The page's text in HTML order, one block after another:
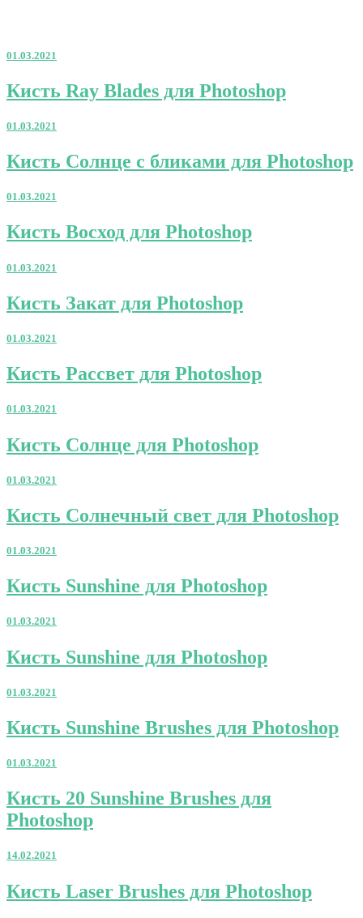
01.03.2021
Кисть
Ray
для
Кисть Ray Blades для Photoshop
01.03.2021
Кисть
Солнце
бликами
Photoshop
Кисть Солнце с бликами для Photoshop
01.03.2021
Кисть
Восход
Photoshop
Кисть Восход для Photoshop
01.03.2021
Кисть
Закат
Photoshop
Кисть Закат для Photoshop
01.03.2021
Кисть
Рассвет
Photoshop
Кисть Рассвет для Photoshop
01.03.2021
Кисть
Солнце
Photoshop
Кисть Солнце для Photoshop
01.03.2021
Кисть
Солнечный
для
Кисть Солнечный свет для Photoshop
01.03.2021
Кисть
Sunshine
Photoshop
Кисть Sunshine для Photoshop
01.03.2021
Кисть
Sunshine
Photoshop
Кисть Sunshine для Photoshop
01.03.2021
Кисть
Sunshine
для
Кисть Sunshine Brushes для Photoshop
01.03.2021
Кисть
20
Sunshine
для
Кисть 20 Sunshine Brushes для
Photoshop
14.02.2021
Кисть
Laser
Кисть Laser Brushes для Photoshop